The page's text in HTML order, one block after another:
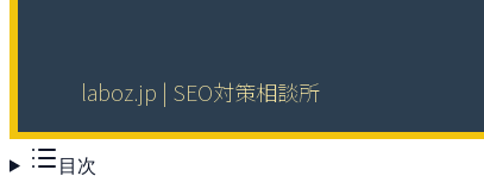
目次